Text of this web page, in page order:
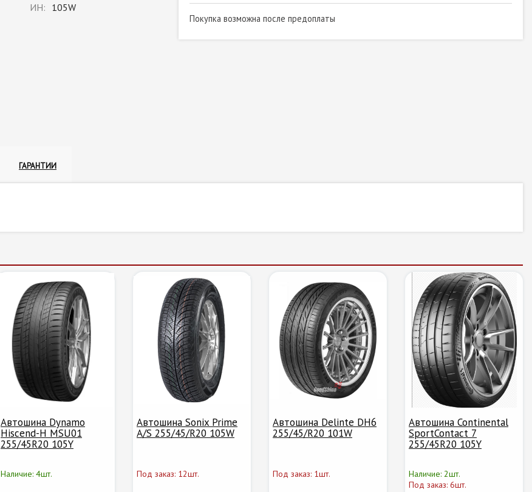
ИН: 105W
Покупка возможна после предоплаты
ГАРАНТИИ
Автошина Dynamo
Hiscend-H MSU01
255/45R20 105Y
Наличие: 4шт.
Автошина Sonix Prime
A/S 255/45/R20 105W
Под заказ: 12шт.
Автошина Delinte DH6
255/45/R20 101W
Под заказ: 1шт.
Автошина Continental
SportContact 7
255/45R20 105Y
Наличие: 2шт.
Под заказ: 6шт.